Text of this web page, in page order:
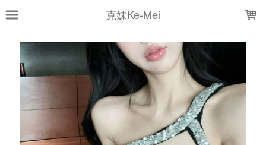
克妹Ke-Mei